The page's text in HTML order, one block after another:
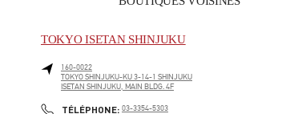
TOKYO ISETAN SHINJUKU
160-0022
TOKYOSHINJUKU-KU3-14-1 SHINJUKU
ISETAN SHINJUKU, MAIN BLDG. 4F
TÉLÉPHONE: PHONE
03-3354-5303